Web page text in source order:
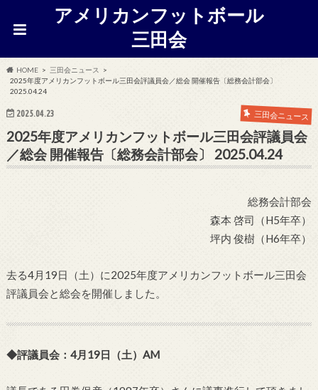
アメリカンフットボール
三田会
HOME
三田会ニュース
2025年度アメリカンフットボール三田会評議員会／総会 開催報告〔総務会計部会〕
2025.04.24
2025.04.23 三田会ニュース
2025年度アメリカンフットボール三田会評議員会
／総会 開催報告〔総務会計部会〕 2025.04.24
総務会計部会
森本 啓司（H5年卒）
坪内 俊樹（H6年卒）
去る4月19日（土）に2025年度アメリカンフットボール三田会
評議員会と総会を開催しました。
◆評議員会：4月19日（土）AM